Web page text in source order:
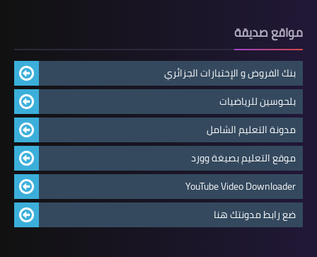
مواقع صديقة
بنك الفروض و الإختبارات الجزائري
بلحوسين للرياضيات
مدونة التعليم الشامل
موقع التعليم بصيغة وورد
YouTube Video Downloader
ضع رابط مدونتك هنا